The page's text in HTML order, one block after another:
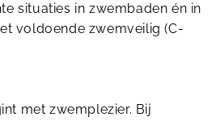
situaties in zwembaden én in
voldoende zwemveilig (C-
met zwemplezier. Bij